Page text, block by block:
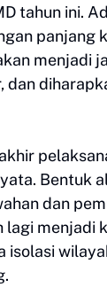
tahun ini.
panjang
menjadi
dan
Bentuk
dan
menjadi